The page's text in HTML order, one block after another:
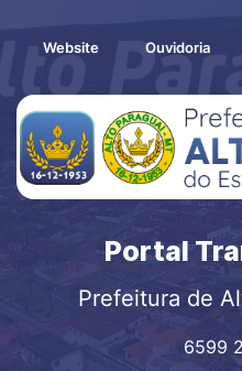
Ir para o menu [alt+2]
Ir para o rodapé [alt+4]
Website Ouvidoria
Portal
Prefeitura de
6599